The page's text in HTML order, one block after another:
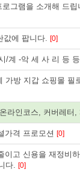
그램을 소개해 드
값에 팝니다. [0]
/계 -악 세 사 리 등
가방 지갑 쇼핑몰 필
라인코스, 커버레터
가격 프로모션 [0]
이고 신용을 재정비
다. [0]